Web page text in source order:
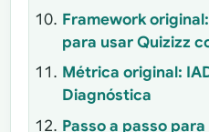
Framework
para usar Quizizz
Métrica original:
Diagnóstica
Passo a passo